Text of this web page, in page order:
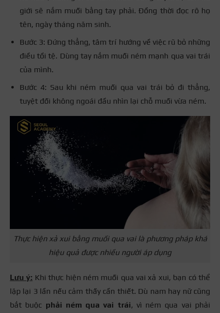
giới sẽ nắm muối bằng tay phải. Đồng thời đọc rõ họ
tên, ngày tháng năm sinh.
Bước 3: Đứng thẳng, tâm trí hướng về việc rũ bỏ những
điều tồi tệ. Dùng tay nắm muối ném mạnh qua vai trái
của mình.
Bước 4: Sau khi ném muối qua vai trái bỏ đi thẳng,
tuyệt đối không ngoái đầu nhìn lại chỗ muối vừa ném.
Thực hiện xả xui bằng muối qua vai là phương pháp khá
hiệu quả được nhiều người áp dụng
Lưu ý: Khi thực hiện ném muối qua vai xả xui, bạn có thể
lặp lại 3 lần nếu cảm thấy cần thiết. Dù nam hay nữ cũng
bắt buộc phải ném qua vai trái, vì ném qua vai phải